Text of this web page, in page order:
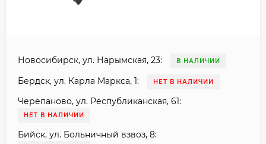
Новосибирск, ул. Нарымская, 23: В НАЛИЧИИ
Бердск, ул. Карла Маркса, 1: НЕТ В НАЛИЧИИ
Черепаново, ул. Республиканская, 61:
НЕТ В НАЛИЧИИ
Бийск, ул. Больничный взвоз, 8: